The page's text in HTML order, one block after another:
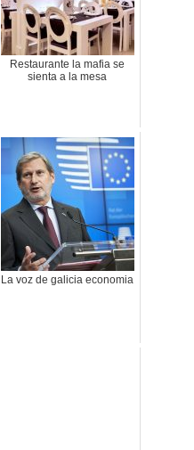
Restaurante la mafia se
sienta a la mesa
La voz de galicia economia